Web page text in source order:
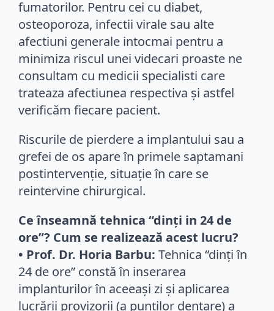
fumatorilor. Pentru cei cu diabet,
osteoporoza, infectii virale sau alte
afectiuni generale intocmai pentru a
minimiza riscul unei videcari proaste ne
consultam cu medicii specialisti care
trateaza afectiunea respectiva și astfel
verificăm fiecare pacient.
Riscurile de pierdere a implantului sau a
grefei de os apare în primele saptamani
postintervenție, situație în care se
reintervine chirurgical.
Ce înseamnă tehnica “dinți in 24 de
ore”? Cum se realizează acest lucru?
• Prof. Dr. Horia Barbu: Tehnica “dinți în
24 de ore” constă în inserarea
implanturilor în aceeași zi și aplicarea
lucrării provizorii (a punților dentare) a